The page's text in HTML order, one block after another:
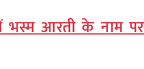
भस्म आरती के नाम